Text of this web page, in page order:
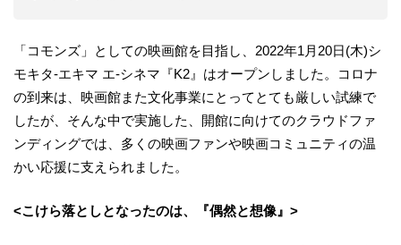
「コモンズ」としての映画館を目指し、2022年1月20日(木)シ
モキタ-エキマ エ-シネマ『K2』はオープンしました。コロナ
の到来は、映画館また文化事業にとってとても厳しい試練で
したが、そんな中で実施した、開館に向けてのクラウドファ
ンディングでは、多くの映画ファンや映画コミュニティの温
かい応援に支えられました。
<こけら落としとなったのは、『偶然と想像』>